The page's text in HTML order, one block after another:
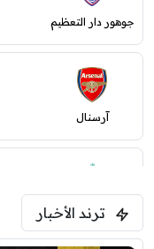
جوهور دار التعظيم
آرسنال
ليفربول
ترند الأخبار